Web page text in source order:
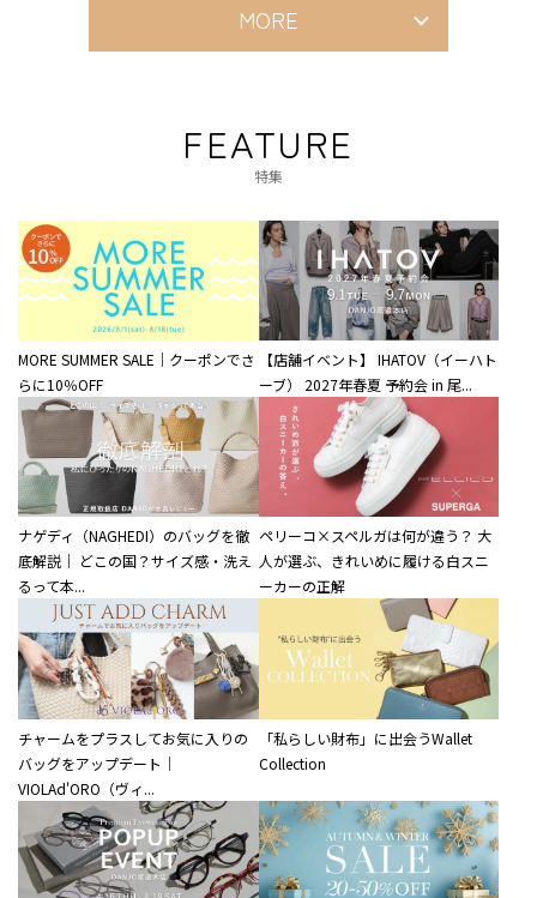
MORE
FEATURE
特集
MORE SUMMER SALE｜クーポンでさ
らに10％OFF
【店舗イベント】 IHATOV（イーハト
ーブ） 2027年春夏 予約会 in 尾...
ナゲディ（NAGHEDI）のバッグを徹
底解説｜ どこの国？サイズ感・洗え
るって本...
ペリーコ×スペルガは何が違う？ 大
人が選ぶ、きれいめに履ける白スニ
ーカーの正解
チャームをプラスしてお気に入りの
バッグをアップデート｜
VIOLAd'ORO（ヴィ...
「私らしい財布」に出会うWallet
Collection